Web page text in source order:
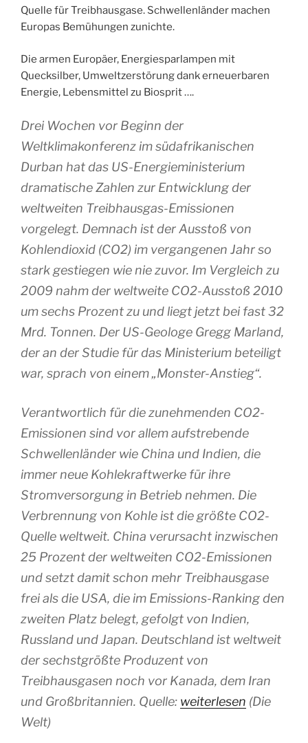
Quelle für Treibhausgase. Schwellenländer machen
Europas Bemühungen zunichte.
Die armen Europäer, Energiesparlampen mit
Quecksilber, Umweltzerstörung dank erneuerbaren
Energie, Lebensmittel zu Biosprit ….
Drei Wochen vor Beginn der
Weltklimakonferenz im südafrikanischen
Durban hat das US-Energieministerium
dramatische Zahlen zur Entwicklung der
weltweiten Treibhausgas-Emissionen
vorgelegt. Demnach ist der Ausstoß von
Kohlendioxid (CO2) im vergangenen Jahr so
stark gestiegen wie nie zuvor. Im Vergleich zu
2009 nahm der weltweite CO2-Ausstoß 2010
um sechs Prozent zu und liegt jetzt bei fast 32
Mrd. Tonnen. Der US-Geologe Gregg Marland,
der an der Studie für das Ministerium beteiligt
war, sprach von einem „Monster-Anstieg“.
Verantwortlich für die zunehmenden CO2-
Emissionen sind vor allem aufstrebende
Schwellenländer wie China und Indien, die
immer neue Kohlekraftwerke für ihre
Stromversorgung in Betrieb nehmen. Die
Verbrennung von Kohle ist die größte CO2-
Quelle weltweit. China verursacht inzwischen
25 Prozent der weltweiten CO2-Emissionen
und setzt damit schon mehr Treibhausgase
frei als die USA, die im Emissions-Ranking den
zweiten Platz belegt, gefolgt von Indien,
Russland und Japan. Deutschland ist weltweit
der sechstgrößte Produzent von
Treibhausgasen noch vor Kanada, dem Iran
und Großbritannien. Quelle: weiterlesen (Die
Welt)